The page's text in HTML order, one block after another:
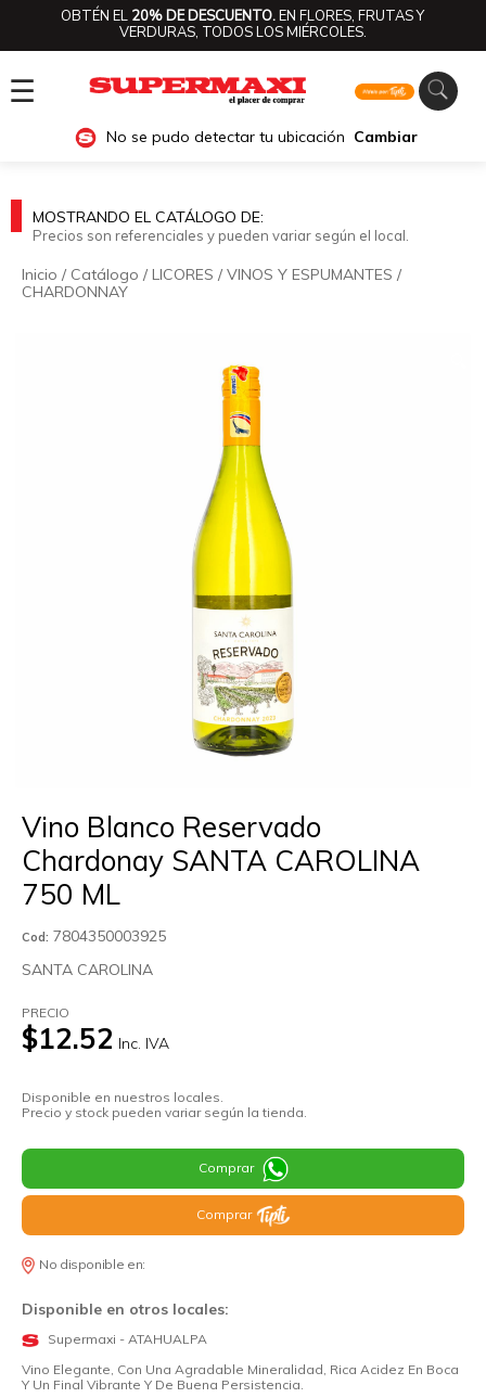
OBTÉN EL 20% DE DESCUENTO.EN FLORES, FRUTAS Y
VERDURAS, TODOS LOS MIÉRCOLES.
☰
No se pudo detectar tu ubicación Cambiar
MOSTRANDO EL CATÁLOGO DE:
Precios son referenciales y pueden variar según el local.
Inicio / Catálogo / LICORES /VINOS Y ESPUMANTES /
CHARDONNAY
Vino Blanco Reservado
Chardonay SANTA CAROLINA
750 ML
Cod: 7804350003925
SANTA CAROLINA
PRECIO
$12.52 Inc. IVA
Disponible en nuestros locales.
Precio y stock pueden variar según la tienda.
Comprar
Comprar
No disponible en:
Disponible en otros locales:
Supermaxi - ATAHUALPA
Vino Elegante, Con Una Agradable Mineralidad, Rica Acidez En Boca
Y Un Final Vibrante Y De Buena Persistencia.